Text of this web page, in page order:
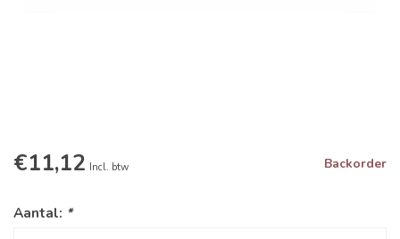
€11,12 Incl. btw Backorder
Aantal: *